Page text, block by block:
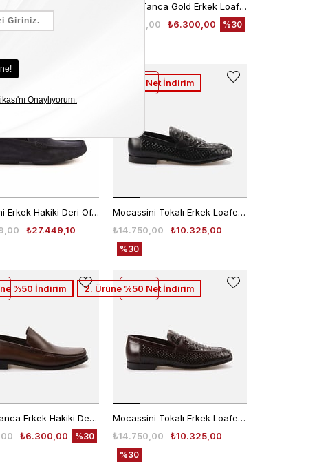
₺4.340,00
Kemal Tanca Gold Erkek Loafer 21509
₺6.300,00
₺9.000,00 %30
Moreschi Erkek Hakiki Deri Off Siyah Loafer Konforlu Ayakkabı
₺27.449,10
Mocassini Tokalı Erkek Loafer 56110
₺10.325,00
₺14.750,00
%30
2. Ürüne %50 Net İndirim
Kemal Tanca Erkek Hakiki Deri Microlight Taban Kahverengi - Gümüş Loafer Konforlu Ayakkabı
₺6.300,00
%30
%50 İndirim
Mocassini Tokalı Erkek Loafer 56110
₺10.325,00
₺14.750,00
%30
2. Ürüne %50 Net İndirim